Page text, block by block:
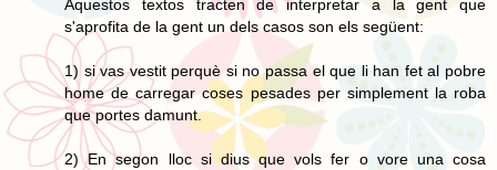
Aquestos textos tracten de interpretar a la gent que
s'aprofita de la gent un dels casos son els següent:
1) si vas vestit perquè si no passa el que li han fet al pobre
home de carregar coses pesades per simplement la roba
que portes damunt.
2) En segon lloc si dius que vols fer o vore una cosa